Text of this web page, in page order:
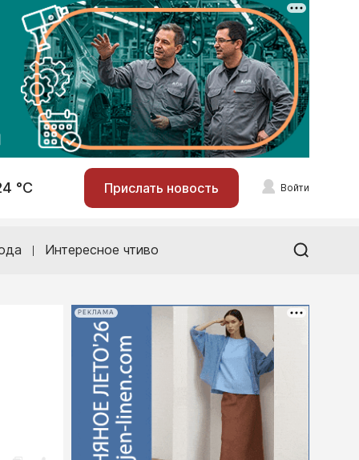
°С Прислать новость Войти
Интересное чтиво
РЕКЛАМА